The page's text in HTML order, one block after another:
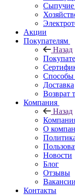
Сыпучие
Акции
Покупателям
Назад
Способы
Доставка
Возврат
Компания
Назад
О
Новости
Блог
Отзывы
Вакансии
Контакты